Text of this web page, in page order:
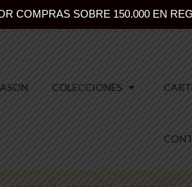
COMPRAS SOBRE 150.000 EN
COLECCIONES